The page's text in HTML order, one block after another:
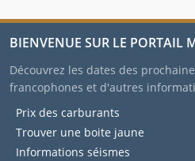
BIENVENUE SUR LE PORTAIL
Découvrez les dates des
francophones et d'autres
Prix des carburants
Trouver une boite jaune
Informations séismes